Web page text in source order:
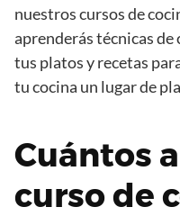
nuestros cursos de
aprenderás técnicas
tus platos y recetas
tu cocina un lugar de
Cuántos
curso de